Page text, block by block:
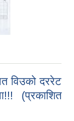
विउको दररेट
(प्रकाशित